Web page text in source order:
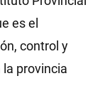
es el
control y
provincia